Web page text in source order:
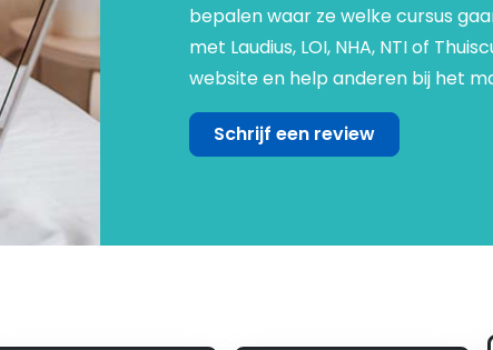
bepalen waar ze welke cursus
met Laudius, LOI, NHA, NTI of
website en help anderen bij het
Schrijf een review